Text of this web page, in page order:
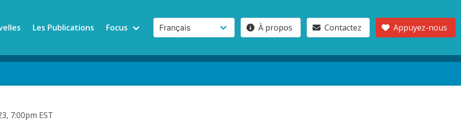
Les Publications Focus À propos Contactez Appuyez-nous
7:00pm EST